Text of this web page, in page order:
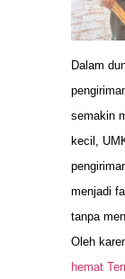
Dalam
semakin
kecil,
menjadi
tanpa
Oleh
hemat